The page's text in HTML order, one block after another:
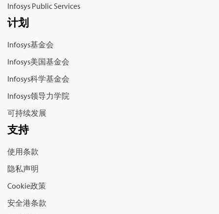
Infosys Public Services
计划
Infosys基金会
Infosys美国基金会
Infosys科学基金会
Infosys领导力学院
可持续发展
支持
使用条款
隐私声明
Cookie政策
安全港条款